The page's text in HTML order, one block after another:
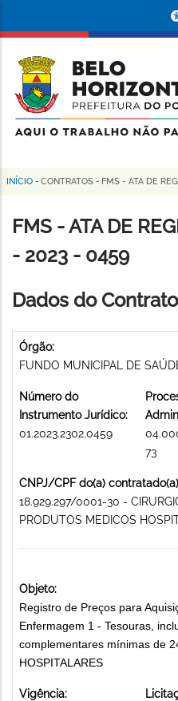
conteúdo
principal
da
Prefeitura
de
Horizonte
Trilha
de
navegação
INÍCIO - CONTRATOS - FMS - ATA DE
FMS - ATA DE
- 2023 - 0459
Dados do Contrato
Órgão:
FUNDO MUNICIPAL DE
Número do
Instrumento Jurídico:
01.2023.2302.0459
73
CNPJ/CPF do(a)
18.929.297/0001-30 -
PRODUTOS MEDICOS
Objeto:
Registro de Preços para
Enfermagem 1 - Tesouras,
complementares mínimas de
HOSPITALARES
Vigência: